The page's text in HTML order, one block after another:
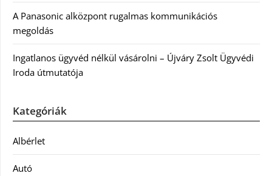
A Panasonic alközpont rugalmas kommunikációs
megoldás
Ingatlanos ügyvéd nélkül vásárolni – Újváry Zsolt Ügyvédi
Iroda útmutatója
Kategóriák
Albérlet
Autó